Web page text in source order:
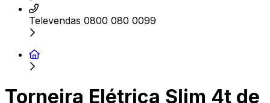
Televendas 0800 080 0099
Torneira Elétrica Slim 4t de